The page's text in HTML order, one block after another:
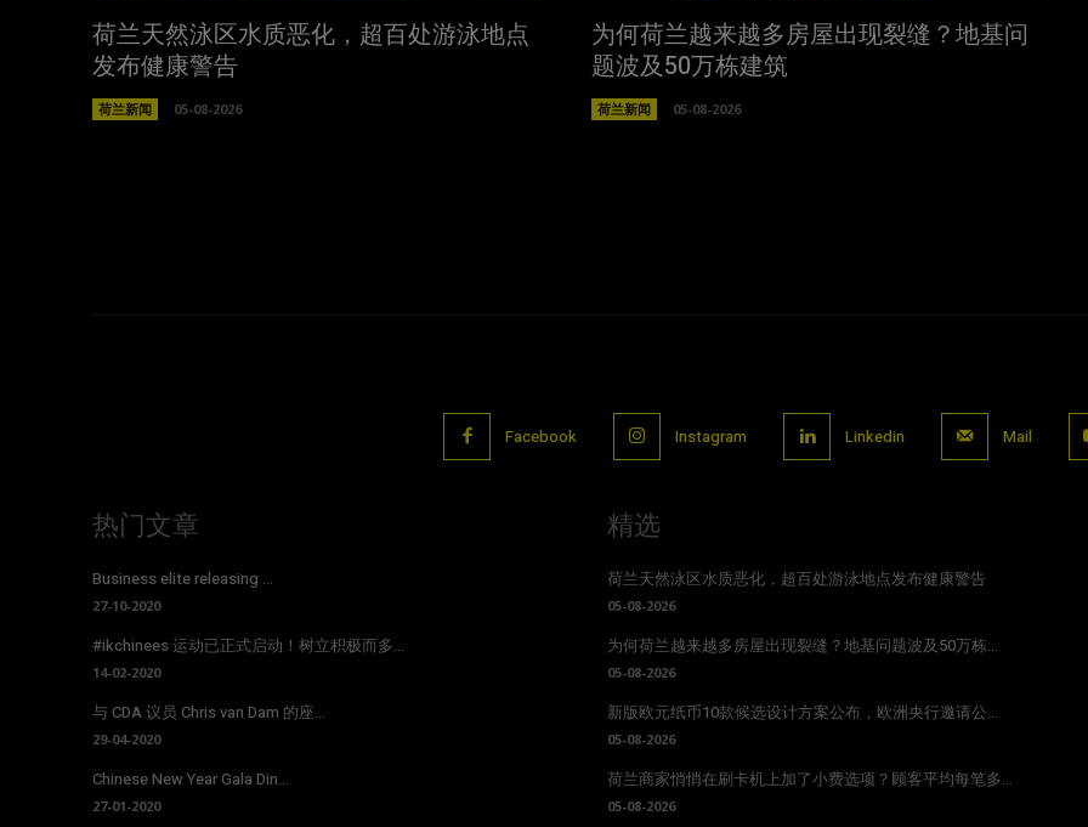
荷兰天然泳区水质恶化，超百处游泳地点
发布健康警告
荷兰新闻 05-08-2026
为何荷兰越来越多房屋出现裂缝？地基问
题波及50万栋建筑
荷兰新闻 05-08-2026
Facebook Instagram Linkedin Mail
热门文章
Business elite releasing ...
27-10-2020
#ikchinees 运动已正式启动！树立积极而多...
14-02-2020
与 CDA 议员 Chris van Dam 的座...
29-04-2020
Chinese New Year Gala Din...
27-01-2020
精选
荷兰天然泳区水质恶化，超百处游泳地点发布健康警告
05-08-2026
为何荷兰越来越多房屋出现裂缝？地基问题波及50万栋...
05-08-2026
新版欧元纸币10款候选设计方案公布，欧洲央行邀请公...
05-08-2026
荷兰商家悄悄在刷卡机上加了小费选项？顾客平均每笔多...
05-08-2026